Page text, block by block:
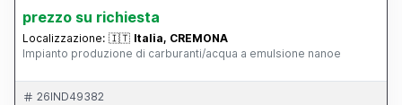
prezzo su richiesta
Localizzazione: 🇮🇹 Italia, CREMONA
Impianto produzione di carburanti/acqua a emulsione nanoe
26IND49382